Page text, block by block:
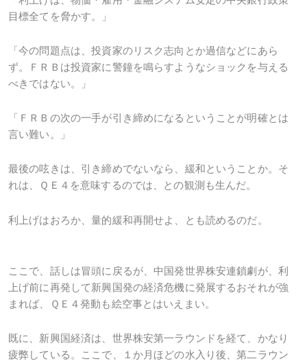
目標全てを脅かす。」
「今の問題点は、投資家のリスク志向とか過信などにあら
ず。ＦＲＢは投資家に警鐘を鳴らすようなショックを与える
べきではない。」
「ＦＲＢの次の一手が引き締めになるということが明確とは
言い難い。」
最後の呟きは、引き締めでないなら、緩和ということか。そ
れは、ＱＥ４を意味するのでは、との観測も生んだ。
利上げはおろか、量的緩和再開せよ、とも読めるのだ。
ここで、話しは冒頭に戻るが、中国発世界株安連鎖劇が、利
上げ前に再発して新興国発の経済危機に発展するおそれが強
まれば、ＱＥ４発動も絵空事とはいえまい。
既に、新興国経済は、世界株安第一ラウンドを経て、かなり
疲弊している。ここで、１か月ほどの水入り後、第二ラウン